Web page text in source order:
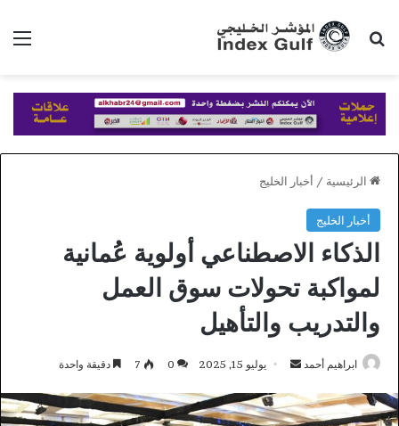
بحث عن
الرئيسية / أخبار الخليج
أخبار الخليج
الذكاء الاصطناعي أولوية عُمانية
لمواكبة تحولات سوق العمل
والتدريب والتأهيل
ابراهيم أحمد
أرسل
إلكترونيا
يوليو 15, 2025 0
7 دقيقة واحدة